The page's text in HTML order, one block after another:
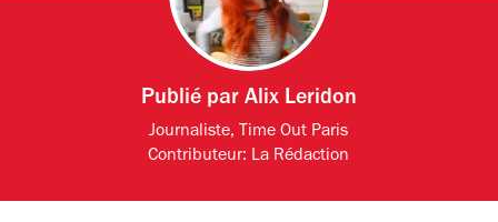
Publié par Alix Leridon
Journaliste, Time Out Paris
Contributeur: La Rédaction